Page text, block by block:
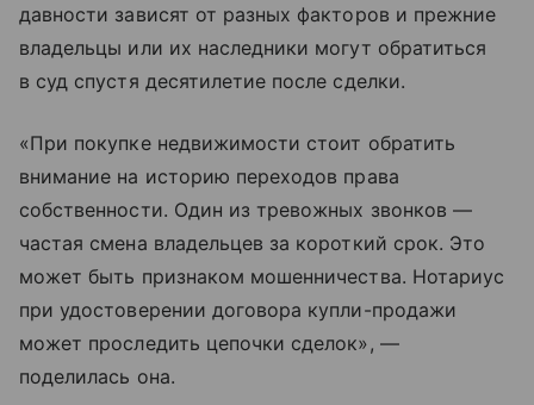
давности зависят от разных факторов и прежние
владельцы или их наследники могут обратиться
в суд спустя десятилетие после сделки.
«При покупке недвижимости стоит обратить
внимание на историю переходов права
собственности. Один из тревожных звонков —
частая смена владельцев за короткий срок. Это
может быть признаком мошенничества. Нотариус
при удостоверении договора купли-продажи
может проследить цепочки сделок», —
поделилась она.